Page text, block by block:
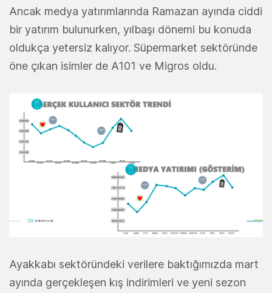
Ancak medya yatırımlarında Ramazan ayında ciddi
bir yatırım bulunurken, yılbaşı dönemi bu konuda
oldukça yetersiz kalıyor. Süpermarket sektöründe
öne çıkan isimler de A101 ve Migros oldu.
Ayakkabı sektöründeki verilere baktığımızda mart
ayında gerçekleşen kış indirimleri ve yeni sezon